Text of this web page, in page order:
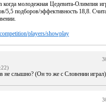
молодежная Цедевита-Олимпия
5,5 подборов/эффективность 18,8.
players/showplay
не слышно? (Он то же с Словении играл)